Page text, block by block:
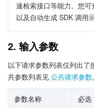
速检索接口等能力。您
以及自动生成 SDK 调用示
2. 输入参数
以下请求参数列表仅列出了
共参数列表见 公共请求参数。
参数名称 必选